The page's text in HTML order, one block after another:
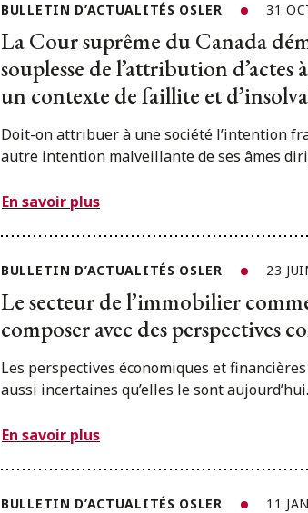
BULLETIN D’ACTUALITÉS OSLER 31
La Cour suprême du Canada
souplesse de l’attribution d’actes
un contexte de faillite et
Doit-on attribuer à une société l’intention
autre intention malveillante de ses âmes
En savoir plus
BULLETIN D’ACTUALITÉS OSLER 23
Le secteur de l’immobilier
composer avec des perspectives
Les perspectives économiques et
aussi incertaines qu’elles le sont aujourd’hui.
En savoir plus
BULLETIN D’ACTUALITÉS OSLER 11